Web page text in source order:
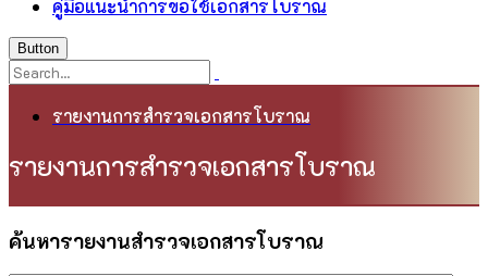
คู่มือแนะนำการขอใช้เอกสารโบราณ
Button
รายงานการสำรวจเอกสารโบราณ
รายงานการสำรวจเอกสารโบราณ
ค้นหารายงานสำรวจเอกสารโบราณ